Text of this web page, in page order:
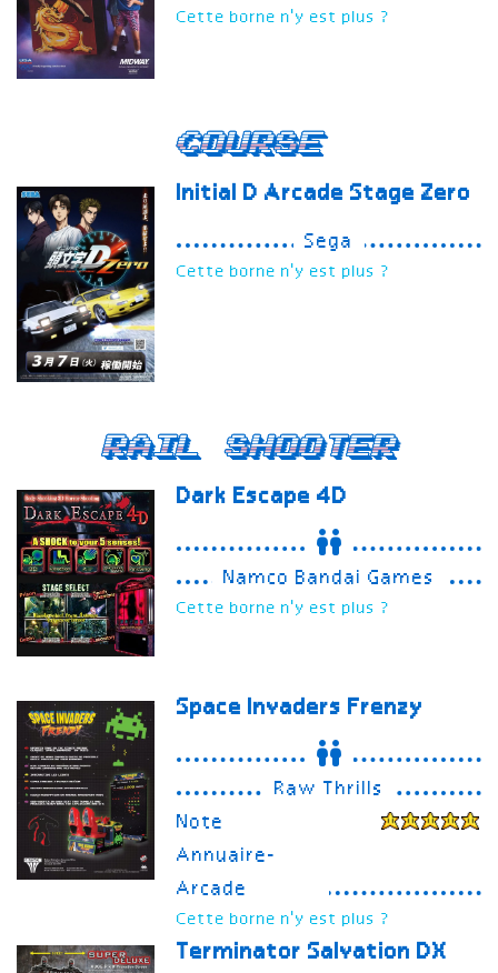
Cette borne n'y est plus ?
Course
Initial D Arcade Stage Zero
Sega
Cette borne n'y est plus ?
Rail Shooter
Dark Escape 4D
Namco Bandai Games
Cette borne n'y est plus ?
Space Invaders Frenzy
Raw Thrills
Note
Annuaire-
Arcade
Cette borne n'y est plus ?
Terminator SalvationDX